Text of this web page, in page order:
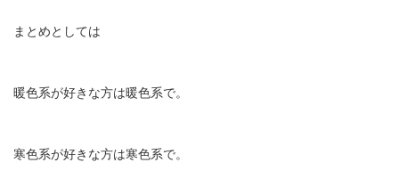
まとめとしては
暖色系が好きな方は暖色系で。
寒色系が好きな方は寒色系で。